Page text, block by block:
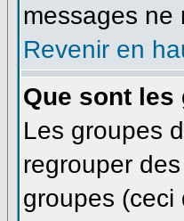
messages ne
Revenir en
Que sont
Les groupes
regrouper
groupes (ceci